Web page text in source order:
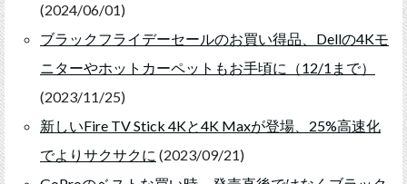
(2024/06/01)
ブラックフライデーセールのお買い得品、Dellの4Kモ
ニターやホットカーペットもお手頃に（12/1まで）
(2023/11/25)
新しいFire TV Stick 4Kと4K Maxが登場、25%高速化
でよりサクサクに (2023/09/21)